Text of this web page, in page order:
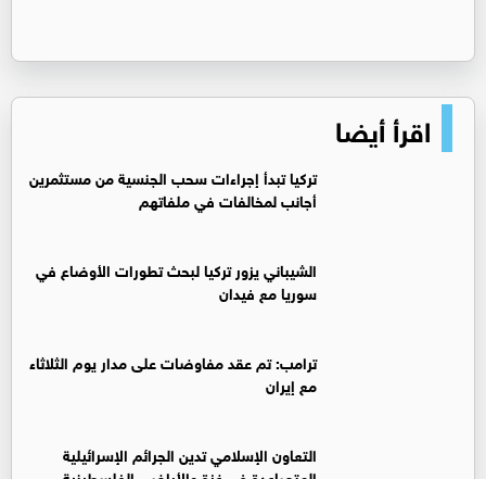
اقرأ أيضا
تركيا تبدأ إجراءات سحب الجنسية من مستثمرين
أجانب لمخالفات في ملفاتهم
‏الشيباني يزور تركيا لبحث تطورات الأوضاع في
سوريا مع فيدان
ترامب: تم عقد مفاوضات على مدار يوم الثلاثاء
مع إيران
التعاون الإسلامي تدين الجرائم الإسرائيلية